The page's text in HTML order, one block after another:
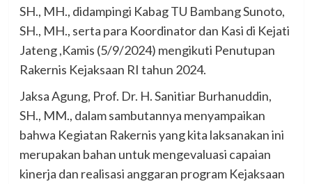
SH., MH., didampingi Kabag TU Bambang Sunoto,
SH., MH., serta para Koordinator dan Kasi di Kejati
Jateng ,Kamis (5/9/2024) mengikuti Penutupan
Rakernis Kejaksaan RI tahun 2024.
Jaksa Agung, Prof. Dr. H. Sanitiar Burhanuddin,
SH., MM., dalam sambutannya menyampaikan
bahwa Kegiatan Rakernis yang kita laksanakan ini
merupakan bahan untuk mengevaluasi capaian
kinerja dan realisasi anggaran program Kejaksaan